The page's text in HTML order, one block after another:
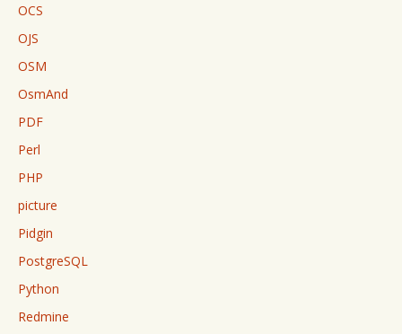
OCS
OJS
OSM
OsmAnd
PDF
Perl
PHP
picture
Pidgin
PostgreSQL
Python
Redmine